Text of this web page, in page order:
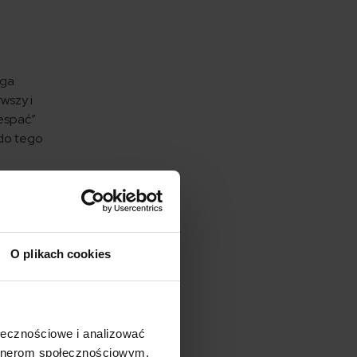
O plikach cookies
i analizować
społecznościowym,
i
tego